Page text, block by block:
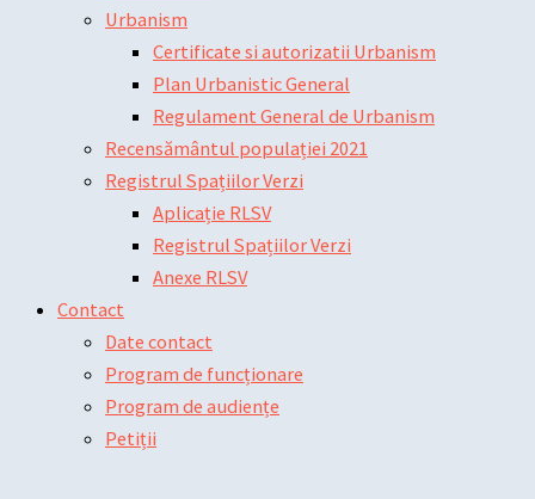
Urbanism
Certificate si autorizatii Urbanism
Plan Urbanistic General
Regulament General de Urbanism
Recensământul populației 2021
Registrul Spațiilor Verzi
Aplicație RLSV
Registrul Spațiilor Verzi
Anexe RLSV
Contact
Date contact
Program de funcționare
Program de audiențe
Petiții